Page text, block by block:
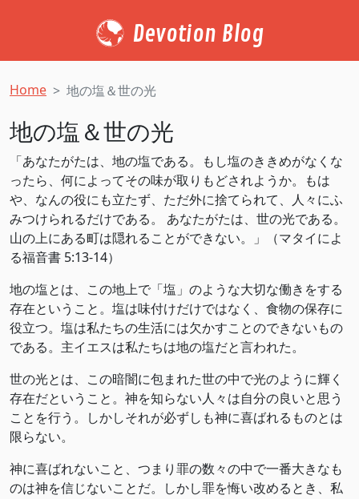
Devotion Blog
Home 地の塩＆世の光
地の塩＆世の光
「あなたがたは、地の塩である。もし塩のききめがなくな
ったら、何によってその味が取りもどされようか。もは
や、なんの役にも立たず、ただ外に捨てられて、人々にふ
みつけられるだけである。 あなたがたは、世の光である。
山の上にある町は隠れることができない。」（‭‭マタイによ
る福音書‬ ‭5‬:‭13‬-‭14‬）
地の塩とは、この地上で「塩」のような大切な働きをする
存在ということ。塩は味付けだけではなく、食物の保存に
役立つ。塩は私たちの生活には欠かすことのできないもの
である。主イエスは私たちは地の塩だと言われた。
世の光とは、この暗闇に包まれた世の中で光のように輝く
存在だということ。神を知らない人々は自分の良いと思う
ことを行う。しかしそれが必ずしも神に喜ばれるものとは
限らない。
神に喜ばれないこと、つまり罪の数々の中で一番大きなも
のは神を信じないことだ。しかし罪を悔い改めるとき、私